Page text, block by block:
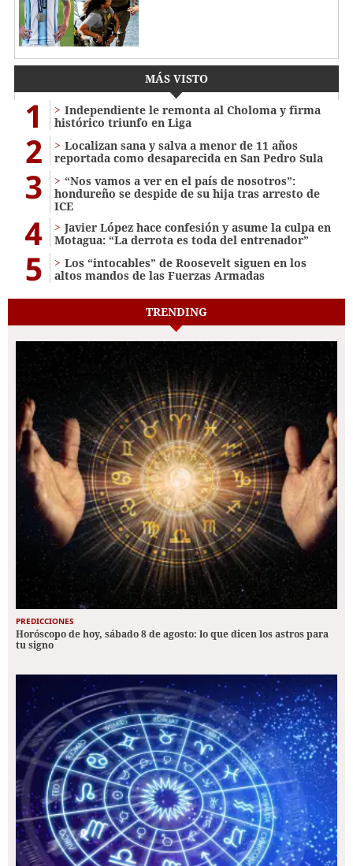
MÁS VISTO
1
Independiente le remonta al Choloma y firma
histórico triunfo en Liga
2
Localizan sana y salva a menor de 11 años
reportada como desaparecida en San Pedro Sula
3
“Nos vamos a ver en el país de nosotros”:
hondureño se despide de su hija tras arresto de
ICE
4
Javier López hace confesión y asume la culpa en
Motagua: “La derrota es toda del entrenador”
5
Los “intocables” de Roosevelt siguen en los
altos mandos de las Fuerzas Armadas
TRENDING
PREDICCIONES
Horóscopo de hoy, sábado 8 de agosto: lo que dicen los astros para
tu signo